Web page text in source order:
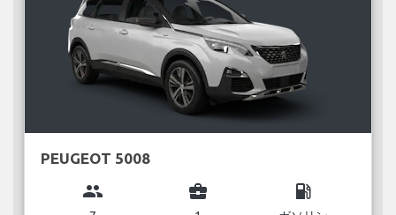
PEUGEOT 5008
group business_center local_gas_station